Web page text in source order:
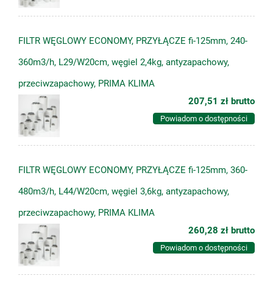
FILTR WĘGLOWY ECONOMY, PRZYŁĄCZE fi-125mm, 240-
360m3/h, L29/W20cm, węgiel 2,4kg, antyzapachowy,
przeciwzapachowy, PRIMA KLIMA
207,51 zł brutto
Powiadom o dostępności
FILTR WĘGLOWY ECONOMY, PRZYŁĄCZE fi-125mm, 360-
480m3/h, L44/W20cm, węgiel 3,6kg, antyzapachowy,
przeciwzapachowy, PRIMA KLIMA
260,28 zł brutto
Powiadom o dostępności